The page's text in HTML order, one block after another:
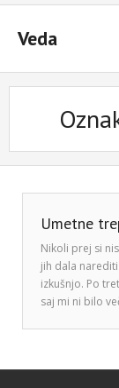
Skip
contentVeda
Umetne
Nikoli prej si
jih dala
izkušnjo. Po
saj mi ni bilo